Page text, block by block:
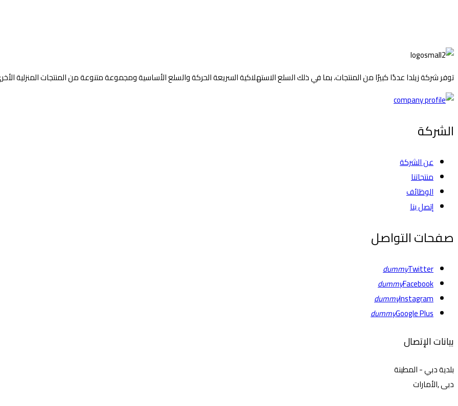
توفر شركة زيلدا عددًا كبيرًا من المنتجات، بما في ذلك السلع الاستهلاكية السريعة الحركة والسلع الأساسية ومجموعة متنوعة من المنتجات المنزلية
الشركة
عن الشركة
منتجاتنا
الوظائف
إتصل بنا
صفحات التواصل
dummyTwitter
dummyFacebook
dummyInstagram
dummyGoogle Plus
بيانات الإتصال
بلدية دبي - المطينة
دبى ,الأمارات